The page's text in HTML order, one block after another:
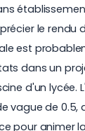
le rendu
est
dans un
d'un lycée.
vague de 0.5,
pour animer